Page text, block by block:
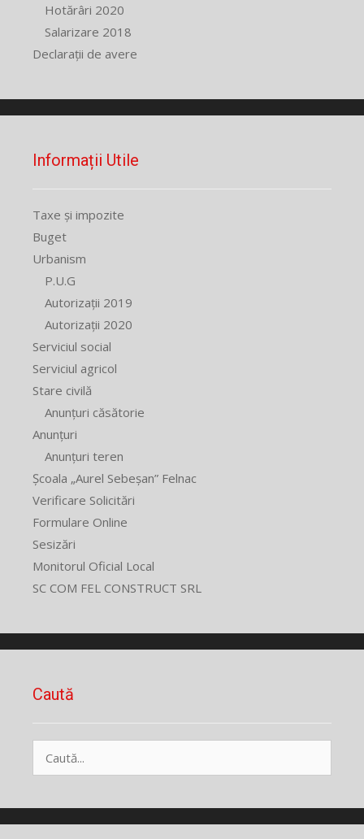
Hotărâri 2020
Salarizare 2018
Declarații de avere
Informații Utile
Taxe și impozite
Buget
Urbanism
P.U.G
Autorizații 2019
Autorizații 2020
Serviciul social
Serviciul agricol
Stare civilă
Anunțuri căsătorie
Anunțuri
Anunțuri teren
Școala „Aurel Sebeșan” Felnac
Verificare Solicitări
Formulare Online
Sesizări
Monitorul Oficial Local
SC COM FEL CONSTRUCT SRL
Caută
după: